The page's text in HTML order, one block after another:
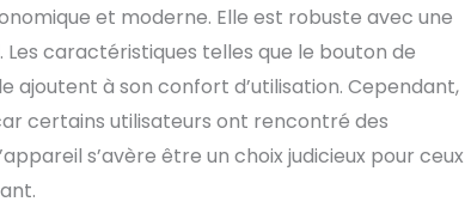
la laine, le coton, le lin. Bouton de suppression
de l'interrupteur sur charnière.
et moderne. Elle est robuste avec une
caractéristiques telles que le bouton de
ajoutent à son confort d’utilisation. Cependant,
certains utilisateurs ont rencontré des
s’avère être un choix judicieux pour ceux